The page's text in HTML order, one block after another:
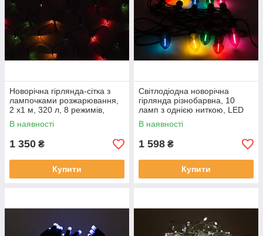
Новорічна гірлянда-сітка з
лампочками розжарювання,
2 х1 м, 320 л, 8 режимів,
різнокольоровий, IP20
(050321)
В наявності
1 350 ₴
Купити
Світлодіодна новорічна
гірлянда різнобарвна, 10
ламп з однією ниткою, LED
(930011)
В наявності
1 598 ₴
Купити